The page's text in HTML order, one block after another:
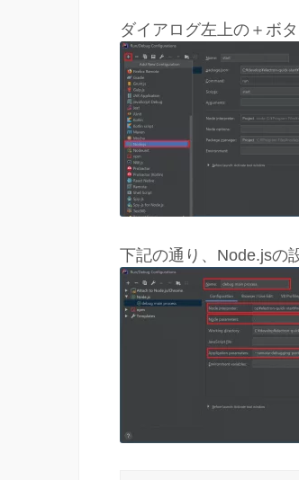
ダイアログ左上の＋ボ
下記の通り、Node.jsの